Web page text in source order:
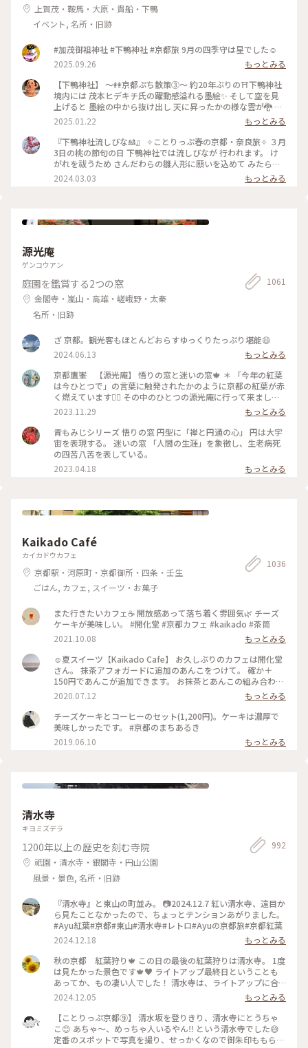
上賀茂・鞍馬・大原・貴船・下鴨
イベント, 名所・旧跡
#加茂御祖神社 #下鴨神社 #京都旅 9月の四季守は星でした☺️
2025.09.26
もっとみる
【下鴨神社】 〜👭京都ぷち散策③〜 約20年ぶりの⛩️下鴨神社
境内には 茂本ヒデキチ氏の躍動感溢れる墨絵✨ そして空を見
上げると 墨絵の中から抜け出し 天に昇ったかの様な雲が🐉 パ
ワーを感じ見入ってしまったd-maruでした #ご利益めぐり #
下鴨神社
2025.01.22
もっとみる
『下鴨神社流しびな🎎』 ✧︎ことりっぷ春の京都・奈良旅✧︎ ３月
3日の桃の節句の日 下鴨神社では流しびなが 行われます。 け
がれを祓うため さんだわらの雛人形に願いを込めて みたらし
川にひな人形を流します。 ちょうどこの日下鴨神社を 訪れる
予定だったので なんとか見てみたいと思って 行きましたが、
ことができました🎎😆 平安時代の装束をした お雛様や来賓や
児たちの歌うひな祭りの歌に ほっこり癒され 京都の雅な伝統
行事に 少しふれることができて よかったです🥰 ・ ・ #春色さ
がし #私のことりっぷ旅 #ことりっぷ春の京都・奈良旅 #母娘
旅 #下鴨神社 #流しびな #流し雛 #伝統行事 #桃の節句 #ひな祭
り #お雛様 #お内裏様 #雛人形 #たわわちゃん #京都 #出町柳 #
春 #春の京都 #ことりっぷ京都 #ひとり旅
2024.03.03 もっとみる
源光庵
ゲンコウアン
庭園を鑑賞する2つの窓
金閣寺・嵐山・高雄・嵯峨野・太秦
名所・旧跡
1061
ざ 京都。観光客もほとんどおらすゆっくりたっぷり堪能😄
2024.06.13
もっとみる
京都鷹峯 【源光庵】 悟りの窓と迷いの窓🍁 ＊ 「今年の紅葉
は今ひとつで」の言葉に触発されたかのように京都の紅葉が赤
く燃えています❤️‍🔥 その中のひとつの源光庵に行って来ました
😊 ＊ 本堂にあるふたつの窓は『そうだ京都行こう』のCMでも
取り上げられた窓です 悟りの窓は円型に［禅と円通］の心を
表し、円は大宇宙を表現する 迷いの窓は角型に［人間の生
涯］を象徴し、生老病死の四苦八苦を表している と、パンフ
レットに書かれていました😊 想像していたより大きな窓で、
実際にはもっと明るいお部屋です🍁 正面から見ると、窓に紅
葉が写らないので💦 だいぶ斜めから撮ったりして頭を使った
見える紅葉が素晴らしく✨ ②景色独り占めする人パート1💦 ③
瞬だけ🤣） 紅葉が反射して床まで赤く染まってました❤️ ＊ ⑤
帰りがけに隣りの小部屋からいい匂いがすると見たら 人形型
の香炉で頭からスッーと煙が出てました😊 ＊ ツアーで団体の
方も来られていましたが 比較的空いている方だと思います😊
🍁 目の前がバス停で地下鉄北大路駅や京都駅からバス🚌出て
ます。 近くに同じく紅葉で有名な光悦寺、常照寺が徒歩圏内に
血天井があって 伏見城が落城した時の自刃した武将の血の付
いた床板を供養の為にこちらに移したものだそうですが 見る
のを忘れてました😅 渡り廊下の天井にあったらしいので、知
庵 #私のことりっぷ旅 #秋さんぽ
2023.11.29
もっとみる
青もみじシリーズ 悟りの窓 円型に「禅と円通の心」 円は大宇
宙を表現する。 迷いの窓 「人間の生涯」を象徴し、生老病死
の四苦八苦を表している。
2023.04.18
もっとみる
Kaikado Café
カイカドウカフェ
京都駅・河原町・京都御所・四条・壬生
ごはん, カフェ, スイーツ・お菓子
1036
また行きたいカフェ☕️ 開放感あって落ち着く雰囲気🌿 チーズ
ケーキが美味しい。 #開化堂 #京都カフェ #kaikado #茶筒
2021.10.08
もっとみる
☺︎夏スイーツ【Kaikado Cafe】 お久しぶりのカフェは開化堂
さん。 抹茶アフォガードに追加のあんこをつけて。 確か＋
150円であんこが追加できます。 お抹茶とあんこの組み合わせ
は大好きなので迷わず追加…♪ちなみにあんこは、大好きな中
村製餡所さんのもの。きっと最中の皮も。以前 #中村製餡所 さ
んご紹介していますので良かったら☺︎ そして暑いので、水出
し茶をチョイス。 振って自分の好きな濃さにして頂きます。
お茶はおかわりも頂けるんですよ◎ ☺︎ 現在は、満席だとテイ
クアウトのみになるそうです。席の予約はできませんが、電話
になり、ばたばたと毎日を過ごしています。なかなか投稿が追
りペースになりますが、これからもよろしくお願いします☺︎
2020.07.12
もっとみる
チーズケーキとコーヒーのセット(1,200円)。ケーキは濃厚で
美味しかったです。 #京都のまちあるき
2019.06.10
もっとみる
清水寺
キヨミズデラ
1200年以上の歴史を刻む寺院
祇園・清水寺・銀閣寺・円山公園
風景・景色, 名所・旧跡
992
『清水寺』と東山の町並み。 📷2024.12.7 紅い清水寺、遠目か
ら見たことなかったので、ちょっとテンションあがりました。
#Ayu紅葉#京都#東山#清水寺#レトロ#Ayuの京都旅#京都紅葉
2024.12.18
もっとみる
秋の京都 紅葉狩り🍁 この日の最後の紅葉狩りは清水寺。 1度
は見たかった景色です🍁♥️ ライトアップ最終日ということも
あってか、もの凄い人でした！ 清水寺は、ライトアップに合
わせて開門ではないのですね💧 ライトアップ時間前に受付ま
で行くと既にたくさんの人が入っていて、清水の舞台もその先
の絶好のフォトスポットも既に人・人・人·····😱 後ろにも
どんどん人が詰めてきて圧迫されて動けなくなり...梨泰院の事
故が頭の中を過りました😫 数十分かかって１枚目の写真が撮
2024.12.05
もっとみる
【ことりっぷ京都⑨】 清水坂を登りきり、清水寺にとうちゃ
こ😊 あちゃ〜、めっちゃ人いるやん‼️ という清水寺でした😅
定番のスポットで写真を撮り、せっかくなので御朱印ももらい